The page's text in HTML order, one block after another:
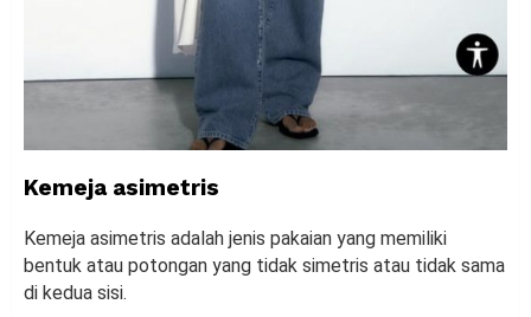
Kemeja asimetris
Kemeja asimetris adalah jenis pakaian yang memiliki
bentuk atau potongan yang tidak simetris atau tidak sama
di kedua sisi.